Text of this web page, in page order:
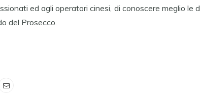
ed agli operatori cinesi, di conoscere meglio le
del Prosecco.